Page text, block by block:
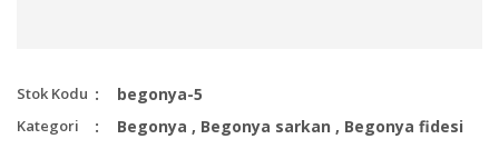
Stok Kodu begonya-5
Kategori Begonya , Begonya sarkan , Begonya fidesi